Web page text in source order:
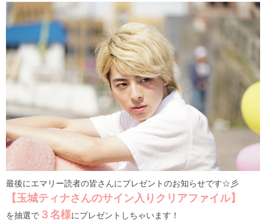
最後にエマリー読者の皆さんにプレゼントのお知らせです☆彡
【玉城ティナさんのサイン入りクリアファイル】
を抽選で ３名様にプレゼントしちゃいます！